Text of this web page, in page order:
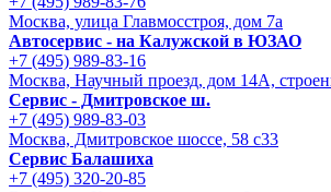
Москва, улица Главмосстроя, дом 7а
Автосервис - на Калужской в ЮЗАО
+7 (495) 989-83-16
Москва, Научный проезд, дом 14А,
Сервис - Дмитровское ш.
+7 (495) 989-83-03
Москва, Дмитровское шоссе, 58 с33
Сервис Балашиха
+7 (495) 320-20-85